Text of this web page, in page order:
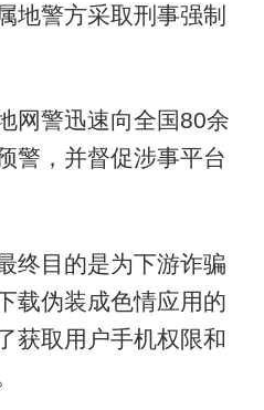
地警方采取刑事强制
警迅速向全国80余
警，并督促涉事平台
目的是为下游诈骗
载伪装成色情应用的
获取用户手机权限和